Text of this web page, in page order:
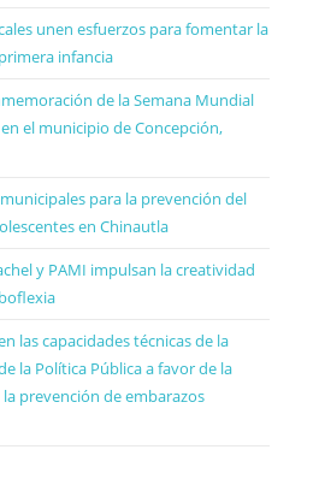
unen esfuerzos para fomentar la
infancia
de la Semana Mundial
el municipio de Concepción,
para la prevención del
en Chinautla
y PAMI impulsan la creatividad
las capacidades técnicas de la
la Política Pública a favor de la
prevención de embarazos